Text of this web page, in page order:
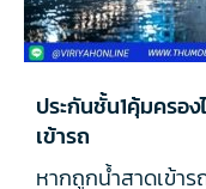
ประกันชั้น1คุ้มครอ
เข้ารถ
หากถูกน้ำสาดเข้า